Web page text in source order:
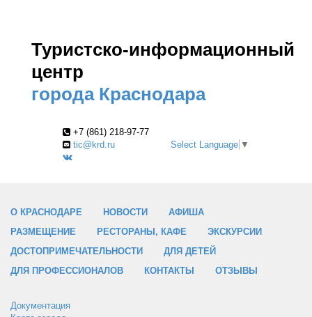
Туристско-информационный
центр
города Краснодара
+7 (861) 218-97-77
tic@krd.ru
Select Language ▼
О КРАСНОДАРЕ НОВОСТИ
АФИША
РАЗМЕЩЕНИЕ
РЕСТОРАНЫ, КАФЕ
ЭКСКУРСИИ
ДОСТОПРИМЕЧАТЕЛЬНОСТИ
ДЛЯ ДЕТЕЙ
ДЛЯ ПРОФЕССИОНАЛОВ
КОНТАКТЫ ОТЗЫВЫ
Документация